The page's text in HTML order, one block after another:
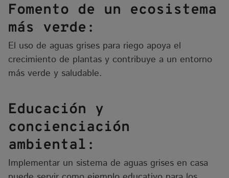
Fomento de un ecosistema
más verde:
El uso de aguas grises para riego apoya el
crecimiento de plantas y contribuye a un entorno
más verde y saludable.
Educación y
concienciación
ambiental:
Implementar un sistema de aguas grises en casa